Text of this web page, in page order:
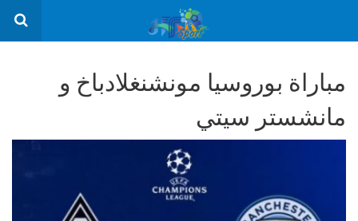
مباراة بوروسيا مونشنغلادباخ و
مانشستر سيتي